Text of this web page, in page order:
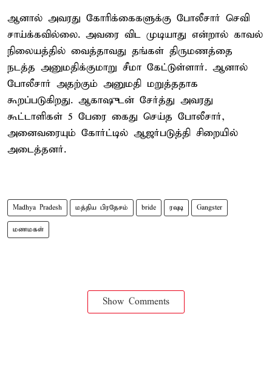
ஆனால் அவரது கோரிக்கைகளுக்கு போலீசார் செவி
சாய்க்கவில்லை. அவரை விட முடியாது என்றால் காவல்
நிலையத்தில் வைத்தாவது தங்கள் திருமணத்தை
நடத்த அனுமதிக்குமாறு சீமா கேட்டுள்ளார். ஆனால்
போலீசார் அதற்கும் அனுமதி மறுத்ததாக
கூறப்படுகிறது. ஆகாஷுடன் சேர்த்து அவரது
கூட்டாளிகள் 5 பேரை கைது செய்த போலீசார்,
அனைவரையும் கோர்ட்டில் ஆஜர்படுத்தி சிறையில்
அடைத்தனர்.
Madhya Pradesh மத்திய பிரதேசம் bride ரவுடி Gangster
மணமகள்
Show Comments